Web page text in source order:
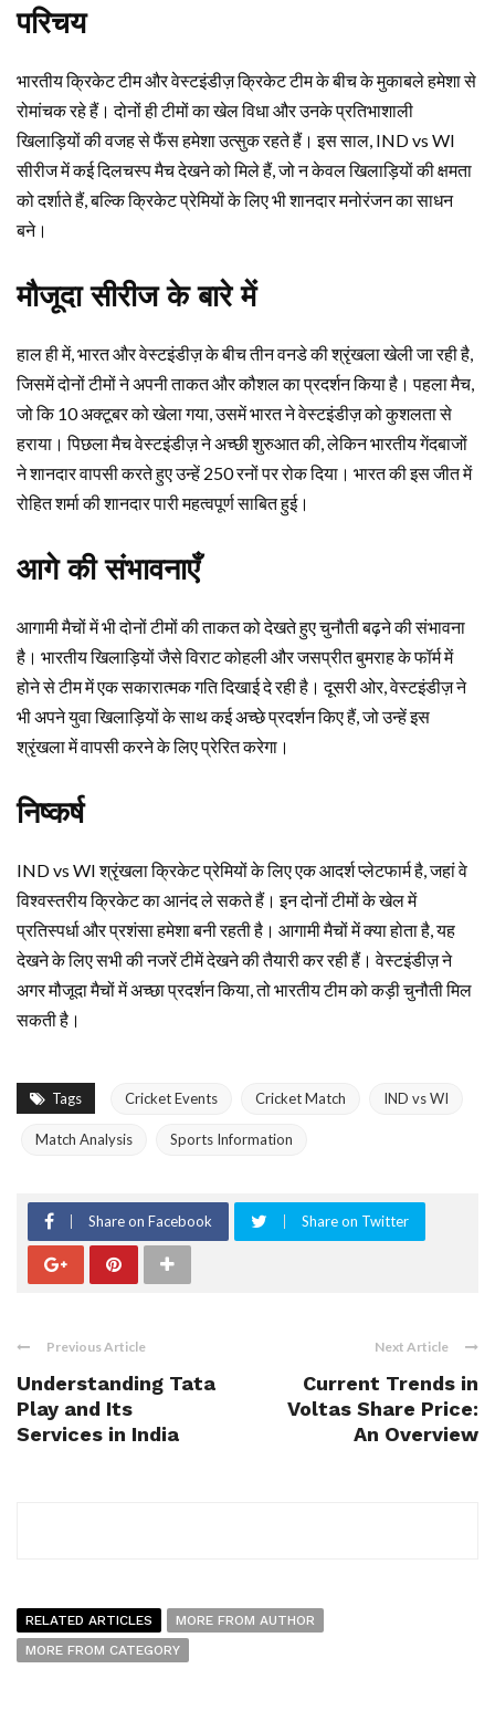
परिचय
भारतीय क्रिकेट टीम और वेस्टइंडीज़ क्रिकेट टीम के बीच के मुकाबले हमेशा से
रोमांचक रहे हैं। दोनों ही टीमों का खेल विधा और उनके प्रतिभाशाली
खिलाड़ियों की वजह से फैंस हमेशा उत्सुक रहते हैं। इस साल, IND vs WI
सीरीज में कई दिलचस्प मैच देखने को मिले हैं, जो न केवल खिलाड़ियों की क्षमता
को दर्शाते हैं, बल्कि क्रिकेट प्रेमियों के लिए भी शानदार मनोरंजन का साधन
बने।
मौजूदा सीरीज के बारे में
हाल ही में, भारत और वेस्टइंडीज़ के बीच तीन वनडे की श्रृंखला खेली जा रही है,
जिसमें दोनों टीमों ने अपनी ताकत और कौशल का प्रदर्शन किया है। पहला मैच,
जो कि 10 अक्टूबर को खेला गया, उसमें भारत ने वेस्टइंडीज़ को कुशलता से
हराया। पिछला मैच वेस्टइंडीज़ ने अच्छी शुरुआत की, लेकिन भारतीय गेंदबाजों
ने शानदार वापसी करते हुए उन्हें 250 रनों पर रोक दिया। भारत की इस जीत में
रोहित शर्मा की शानदार पारी महत्वपूर्ण साबित हुई।
आगे की संभावनाएँ
आगामी मैचों में भी दोनों टीमों की ताकत को देखते हुए चुनौती बढ़ने की संभावना
है। भारतीय खिलाड़ियों जैसे विराट कोहली और जसप्रीत बुमराह के फॉर्म में
होने से टीम में एक सकारात्मक गति दिखाई दे रही है। दूसरी ओर, वेस्टइंडीज़ ने
भी अपने युवा खिलाड़ियों के साथ कई अच्छे प्रदर्शन किए हैं, जो उन्हें इस
श्रृंखला में वापसी करने के लिए प्रेरित करेगा।
निष्कर्ष
IND vs WI श्रृंखला क्रिकेट प्रेमियों के लिए एक आदर्श प्लेटफार्म है, जहां वे
विश्वस्तरीय क्रिकेट का आनंद ले सकते हैं। इन दोनों टीमों के खेल में
प्रतिस्पर्धा और प्रशंसा हमेशा बनी रहती है। आगामी मैचों में क्या होता है, यह
देखने के लिए सभी की नजरें टीमें देखने की तैयारी कर रही हैं। वेस्टइंडीज़ ने
अगर मौजूदा मैचों में अच्छा प्रदर्शन किया, तो भारतीय टीम को कड़ी चुनौती मिल
सकती है।
Tags Cricket Events Cricket Match IND vs WI
Match Analysis Sports Information
Share on Facebook Share on Twitter
Previous Article
Understanding Tata
Play and Its
Services in India
Next Article
Current Trends in
Voltas Share Price:
An Overview
RELATED ARTICLES
MORE FROM AUTHOR
MORE FROM CATEGORY